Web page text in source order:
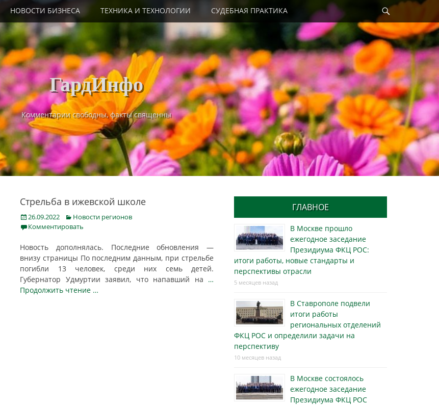
НОВОСТИ БИЗНЕСА ТЕХНИКА И ТЕХНОЛОГИИ СУДЕБНАЯ ПРАКТИКА
Найти
ГардИнфо
Комментарии свободны, факты священны
Стрельба в ижевской школе
Posted
on
26.09.2022 Categories
Новости регионов
Комментировать
Новость дополнялась. Последние обновления —
внизу страницы По последним данным, при стрельбе
погибли 13 человек, среди них семь детей.
Губернатор Удмуртии заявил, что напавший на …
Продолжить чтение …
ГЛАВНОЕ
В Москве прошло
ежегодное заседание
Президиума ФКЦ РОС:
итоги работы, новые стандарты и
перспективы отрасли
5 месяцев назад
В Ставрополе подвели
итоги работы
региональных отделений
ФКЦ РОС и определили задачи на
перспективу
10 месяцев назад
В Москве состоялось
ежегодное заседание
Президиума ФКЦ РОС